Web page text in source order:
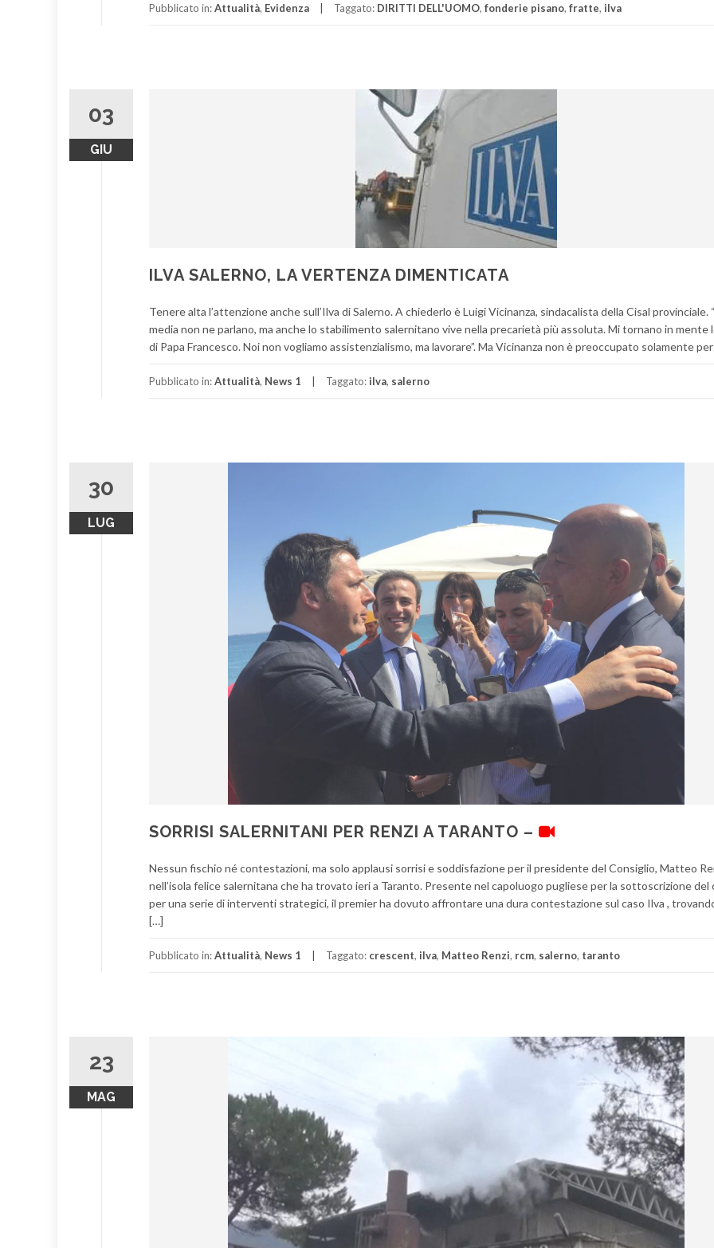
Pubblicato in:Attualità, Evidenza Taggato: DIRITTI DELL'UOMO, fonderie pisano, fratte, ilva
03
GIU
ILVA SALERNO, LA VERTENZA DIMENTICATA
Tenere alta l’attenzione anche sull’Ilva di Salerno. A chiederlo è Luigi Vicinanza, sindacalista della Cisal provinciale.
media non ne parlano, ma anche lo stabilimento salernitano vive nella precarietà più assoluta. Mi tornano in mente
di Papa Francesco. Noi non vogliamo assistenzialismo, ma lavorare”. Ma Vicinanza non è preoccupato solamente
Pubblicato in:Attualità, News 1 Taggato: ilva, salerno
30
LUG
SORRISI SALERNITANI PER RENZI A TARANTO –
Nessun fischio né contestazioni, ma solo applausi sorrisi e soddisfazione per il presidente del Consiglio, Matteo
nell’isola felice salernitana che ha trovato ieri a Taranto. Presente nel capoluogo pugliese per la sottoscrizione
per una serie di interventi strategici, il premier ha dovuto affrontare una dura contestazione sul caso Ilva ,
[…]
Pubblicato in:Attualità, News 1 Taggato: crescent, ilva, Matteo Renzi, rcm, salerno, taranto
23
MAG